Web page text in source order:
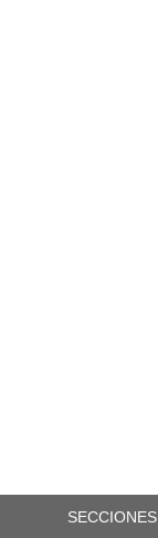
SECCIONES